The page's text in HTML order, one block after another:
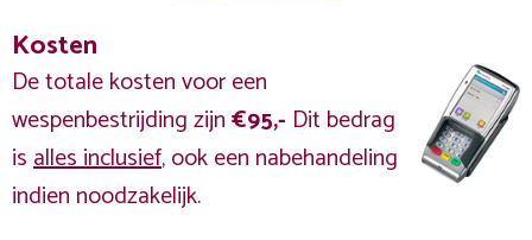
Kosten
De totale kosten voor een
wespenbestrijding zijn€95,- Dit bedrag
isalles inclusief, ook een nabehandeling
indien noodzakelijk.